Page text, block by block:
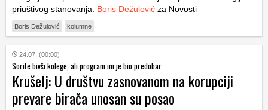
priuštivog stanovanja. Boris Dežulović za Novosti
Boris Dežulović kolumne
24.07. (00:00)
Sorite bivši kolege, ali program im je bio predobar
Krušelj: U društvu zasnovanom na korupciji
prevare birača unosan su posao